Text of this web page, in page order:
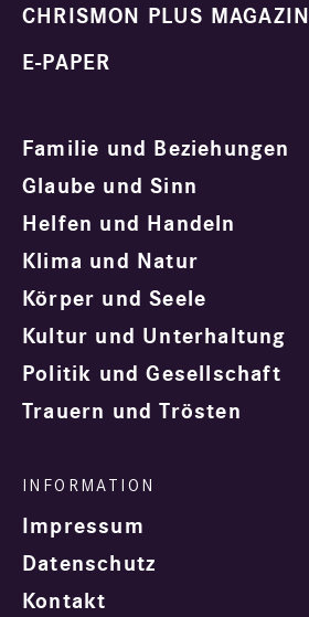
CHRISMON PLUS MAGAZIN
E-PAPER
Familie und Beziehungen
Glaube und Sinn
Helfen und Handeln
Klima und Natur
Körper und Seele
Kultur und Unterhaltung
Politik und Gesellschaft
Trauern und Trösten
Impressum
Datenschutz
Kontakt